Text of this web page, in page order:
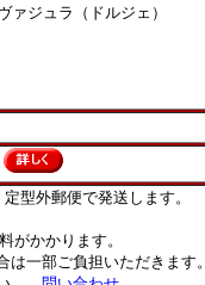
ァジュラ（ドルジェ）
型外郵便で発送します。
かかります。
一部ご負担いただきます。